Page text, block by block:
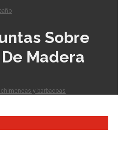
y barbacoas
Sobre
Madera